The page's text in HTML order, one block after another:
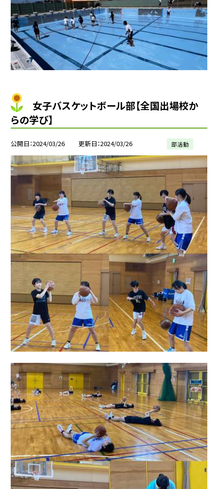
女子バスケットボール部【全国出場校か
らの学び】
公開日 2024/03/26 更新日 2024/03/26 部活動